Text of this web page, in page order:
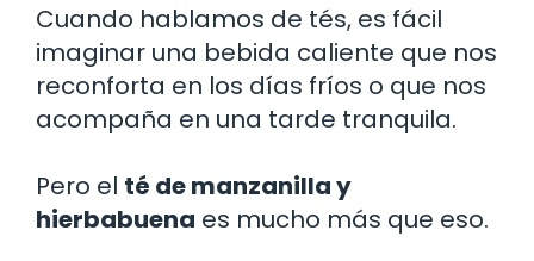
Cuando hablamos de tés, es fácil
imaginar una bebida caliente que nos
reconforta en los días fríos o que nos
acompaña en una tarde tranquila.
Pero el té de manzanilla y
hierbabuena es mucho más que eso.